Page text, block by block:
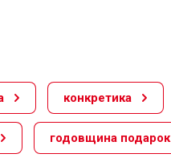
конкретика
годовщина подарок